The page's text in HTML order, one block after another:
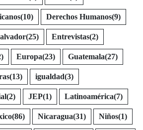
(10) Derechos Humanos(9)
(25) Entrevistas(2)
Europa(23) Guatemala(27)
(13) igualdad(3)
(2) JEP(1) Latinoamérica(7)
(86) Nicaragua(31) Niños(1)